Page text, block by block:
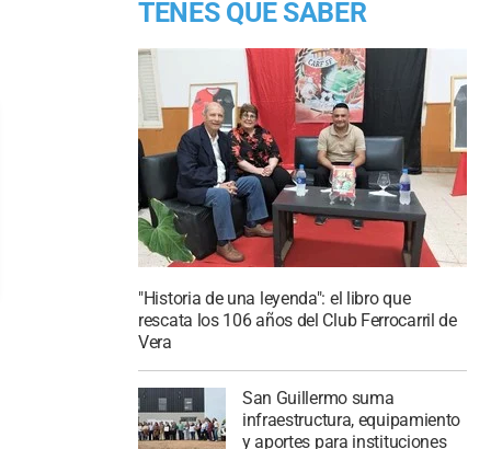
TENES QUE SABER
"Historia de una leyenda": el libro que
rescata los 106 años del Club Ferrocarril de
Vera
San Guillermo suma
infraestructura, equipamiento
y aportes para instituciones